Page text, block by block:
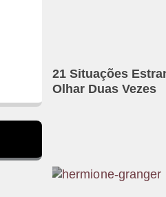
21 Situações
Olhar Duas Vezes